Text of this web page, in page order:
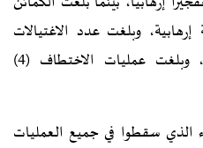
(24) عملية إرهابية، وبلغت عدد الاغتيالات
بالرصاص (4) عمليات اغتيال، وبلغت عمليات الاختطاف (4)
الذي سقطوا في جميع العمليات